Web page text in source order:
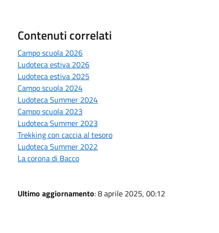
Contenuti correlati
Campo scuola 2026
Ludoteca estiva 2026
Ludoteca estiva 2025
Campo scuola 2024
Ludoteca Summer 2024
Campo scuola 2023
Ludoteca Summer 2023
Trekking con caccia al tesoro
Ludoteca Summer 2022
La corona di Bacco
Ultimo aggiornamento: 8 aprile 2025, 00:12